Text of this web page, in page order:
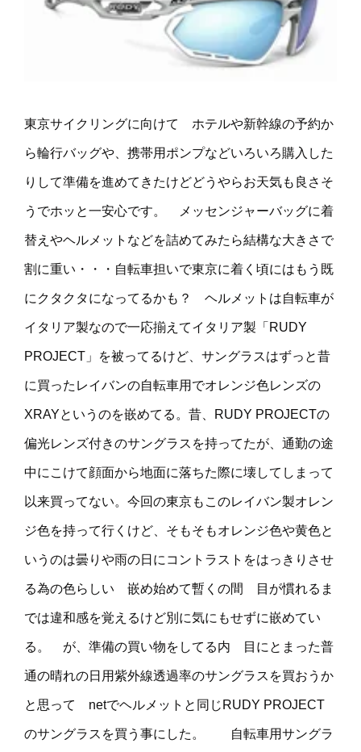
東京サイクリングに向けて ホテルや新幹線の予約か
ら輪行バッグや、携帯用ポンプなどいろいろ購入した
りして準備を進めてきたけどどうやらお天気も良さそ
うでホッと一安心です。 メッセンジャーバッグに着
替えやヘルメットなどを詰めてみたら結構な大きさで
割に重い・・・自転車担いで東京に着く頃にはもう既
にクタクタになってるかも？ ヘルメットは自転車が
イタリア製なので一応揃えてイタリア製「RUDY
PROJECT」を被ってるけど、サングラスはずっと昔
に買ったレイバンの自転車用でオレンジ色レンズの
XRAYというのを嵌めてる。昔、RUDY PROJECTの
偏光レンズ付きのサングラスを持ってたが、通勤の途
中にこけて顔面から地面に落ちた際に壊してしまって
以来買ってない。今回の東京もこのレイバン製オレン
ジ色を持って行くけど、そもそもオレンジ色や黄色と
いうのは曇りや雨の日にコントラストをはっきりさせ
る為の色らしい 嵌め始めて暫くの間 目が慣れるま
では違和感を覚えるけど別に気にもせずに嵌めてい
る。 が、準備の買い物をしてる内 目にとまった普
通の晴れの日用紫外線透過率のサングラスを買おうか
と思って netでヘルメットと同じRUDY PROJECT
のサングラスを買う事にした。 自転車用サングラ